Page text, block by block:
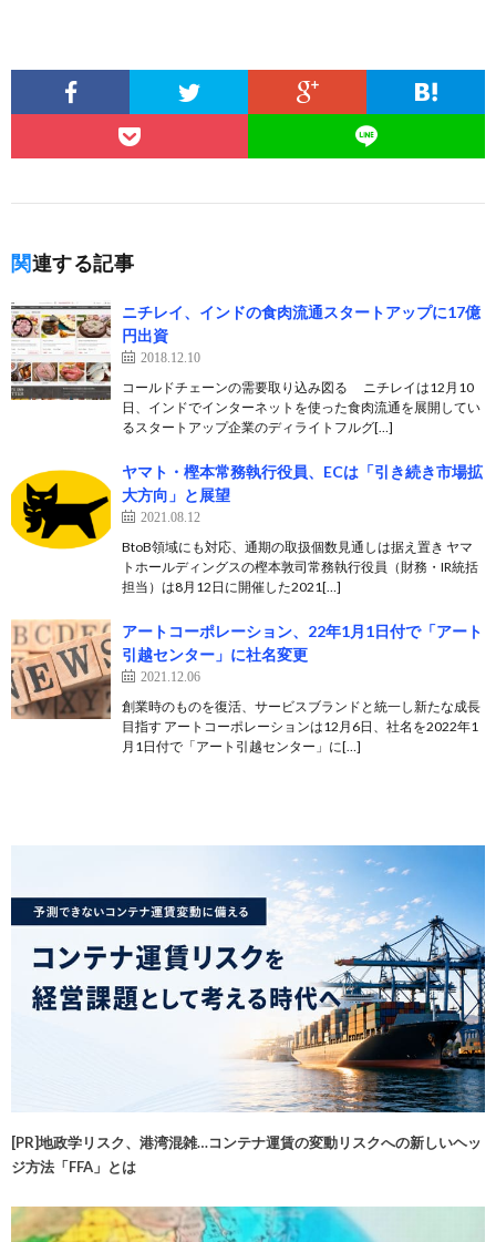
関連する記事
ニチレイ、インドの食肉流通スタートアップに17億
円出資
2018.12.10
コールドチェーンの需要取り込み図る ニチレイは12月10
日、インドでインターネットを使った食肉流通を展開してい
るスタートアップ企業のディライトフルグ[…]
ヤマト・樫本常務執行役員、ECは「引き続き市場拡
大方向」と展望
2021.08.12
BtoB領域にも対応、通期の取扱個数見通しは据え置き ヤマ
トホールディングスの樫本敦司常務執行役員（財務・IR統括
担当）は8月12日に開催した2021[…]
アートコーポレーション、22年1月1日付で「アート
引越センター」に社名変更
2021.12.06
創業時のものを復活、サービスブランドと統一し新たな成長
目指す アートコーポレーションは12月6日、社名を2022年1
月1日付で「アート引越センター」に[…]
[PR]地政学リスク、港湾混雑…コンテナ運賃の変動リスクへの新しいヘッ
ジ方法「FFA」とは